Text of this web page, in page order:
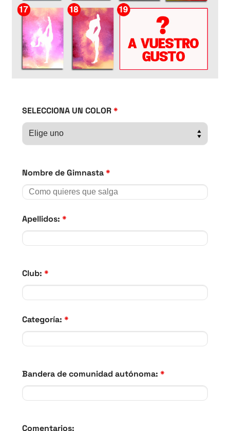
SELECCIONA UN COLOR*
Nombre de Gimnasta*
Apellidos:*
Club:*
Categoría:*
Bandera de comunidad autónoma:*
Comentarios: